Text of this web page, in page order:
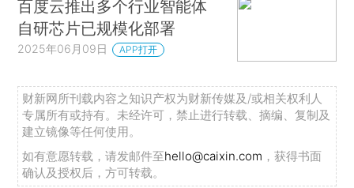
百度云推出多个行业智能体
自研芯片已规模化部署
2025年06月09日 APP打开
财新网所刊载内容之知识产权为财新传媒及/或相关权利人
专属所有或持有。未经许可，禁止进行转载、摘编、复制及
建立镜像等任何使用。
如有意愿转载，请发邮件至hello@caixin.com ，获得书面
确认及授权后，方可转载。